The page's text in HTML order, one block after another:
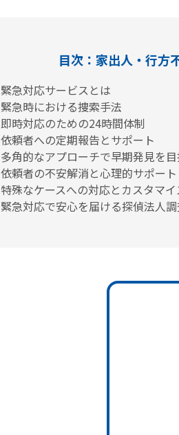
目次：家出人・行方
緊急対応サービスとは
緊急時における捜索手法
即時対応のための24時間体制
依頼者への定期報告とサポート
多角的なアプローチで早期発見を
依頼者の不安解消と心理的サポート
特殊なケースへの対応とカスタマ
緊急対応で安心を届ける探偵法人